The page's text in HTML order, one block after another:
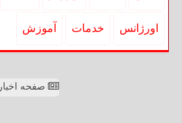
اورژانس خدمات آموزش
صفحه اخبار